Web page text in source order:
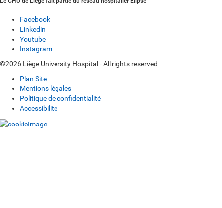
Facebook
Linkedin
Youtube
Instagram
©2026 Liège University Hospital - All rights reserved
Plan Site
Mentions légales
Politique de confidentialité
Accessibilité